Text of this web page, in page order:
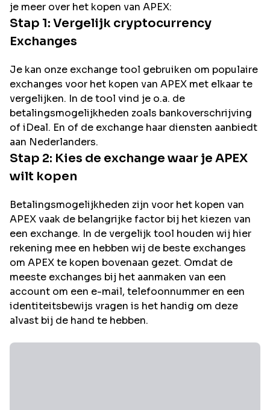
je meer over het kopen van APEX:
Stap 1: Vergelijk cryptocurrency
Exchanges
Je kan onze exchange tool gebruiken om populaire
exchanges voor het kopen van APEX met elkaar te
vergelijken. In de tool vind je o.a. de
betalingsmogelijkheden zoals bankoverschrijving
of iDeal. En of de exchange haar diensten aanbiedt
aan Nederlanders.
Stap 2: Kies de exchange waar je APEX
wilt kopen
Betalingsmogelijkheden zijn voor het kopen van
APEXvaak de belangrijke factor bij het kiezen van
een exchange. In de vergelijk tool houden wij hier
rekening mee en hebben wij de beste exchanges
om APEXte kopen bovenaan gezet. Omdat de
meeste exchanges bij het aanmaken van een
account om een e-mail, telefoonnummer en een
identiteitsbewijs vragen is het handig om deze
alvast bij de hand te hebben.